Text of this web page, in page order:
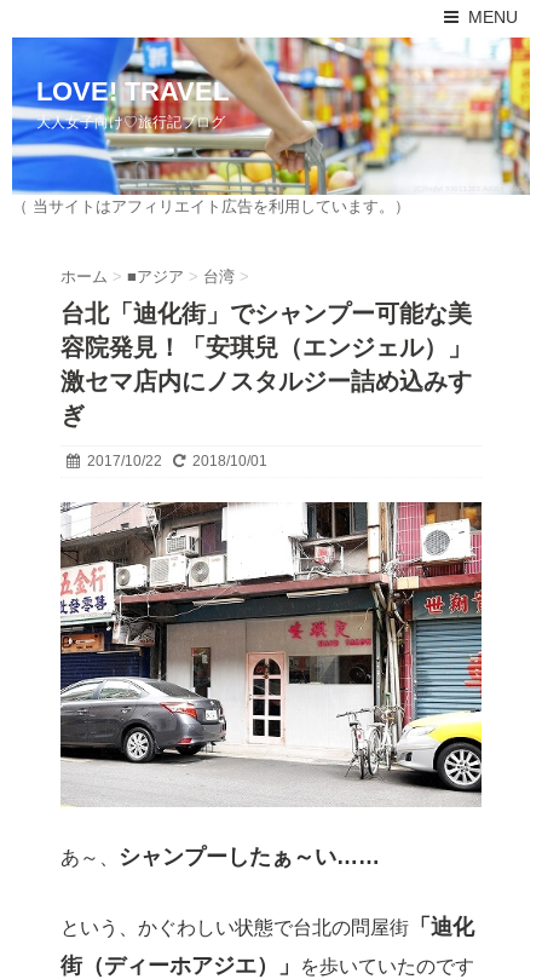
MENU
LOVE! TRAVEL
大人女子向け♡旅行記ブログ
（ 当サイトはアフィリエイト広告を利用しています。）
ホーム > ■アジア > 台湾 >
台北「迪化街」でシャンプー可能な美
容院発見！「安琪兒（エンジェル）」
激セマ店内にノスタルジー詰め込みす
ぎ
2017/10/22 2018/10/01
あ～、 シャンプーしたぁ～い……
という、かぐわしい状態で台北の問屋街 「迪化
街（ディーホアジエ）」
を歩いていたのです